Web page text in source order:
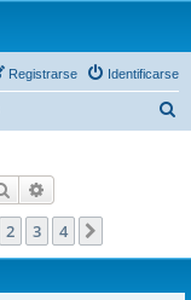
Identificarse
Registrarse
Buscar
2 3 4